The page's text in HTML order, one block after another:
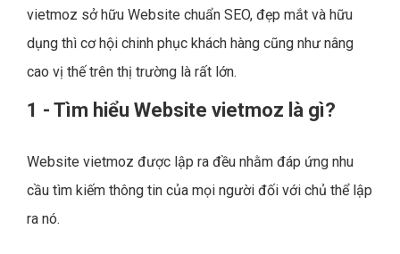
vietmoz sở hữu Website chuẩn SEO, đẹp mắt và hữu
dụng thì cơ hội chinh phục khách hàng cũng như nâng
cao vị thế trên thị trường là rất lớn.
1 - Tìm hiểu Website vietmoz là gì?
Website vietmoz được lập ra đều nhằm đáp ứng nhu
cầu tìm kiếm thông tin của mọi người đối với chủ thể lập
ra nó.